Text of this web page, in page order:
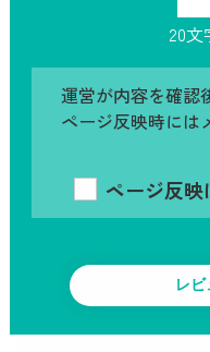
20文
運営が内容を確認
ページ反映時には
ページ反映